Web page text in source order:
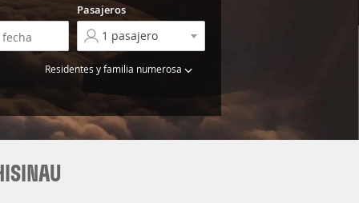
Pasajeros
Residentes y familia numerosa